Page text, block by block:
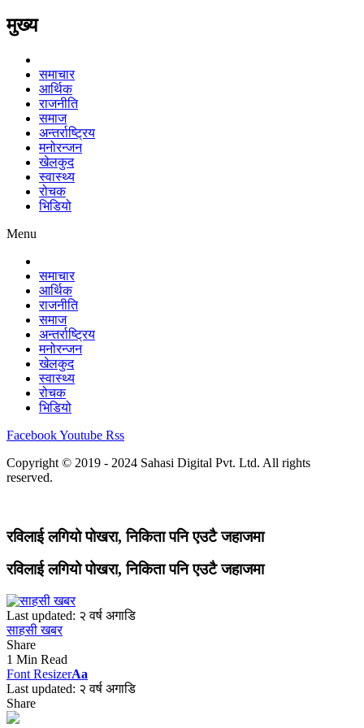
मुख्य
समाचार
आर्थिक
राजनीति
समाज
अन्तर्राष्ट्रिय
मनोरन्जन
खेलकुद
स्वास्थ्य
रोचक
भिडियो
Menu
समाचार
आर्थिक
राजनीति
समाज
अन्तर्राष्ट्रिय
मनोरन्जन
खेलकुद
स्वास्थ्य
रोचक
भिडियो
FacebookYoutube Rss
Copyright © 2019 - 2024 Sahasi Digital Pvt. Ltd. All rights
reserved.
रविलाई लगियो पोखरा, निकिता पनि एउटै जहाजमा
रविलाई लगियो पोखरा, निकिता पनि एउटै जहाजमा
Last updated: २ वर्ष अगाडि
साहसी खबर
Share
1 Min Read
Font ResizerAa
Last updated: २ वर्ष अगाडि
Share